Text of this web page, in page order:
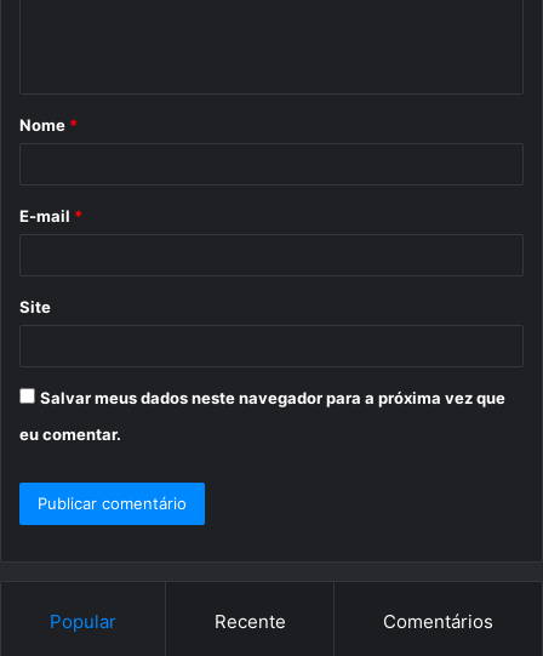
r
Nome *
E-mail *
Site
Salvar meus dados neste navegador para a próxima vez que
eu comentar.
Popular Recente Comentários